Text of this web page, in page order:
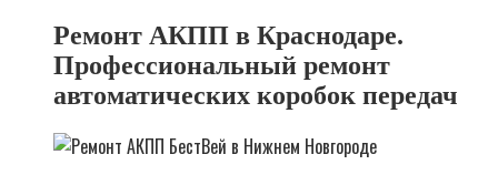
Ремонт АКПП в Краснодаре.
Профессиональный ремонт
автоматических коробок передач